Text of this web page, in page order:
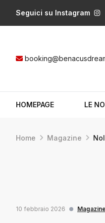
Seguici su Instagram
HOMEPAGE LE
Home Magazine
10 febbraio 2026 Magazine